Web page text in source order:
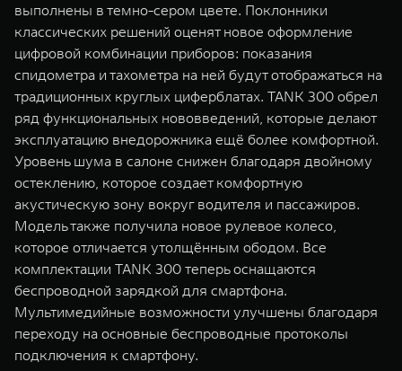
выполнены в темно-сером цвете. Поклонники
классических решений оценят новое оформление
цифровой комбинации приборов: показания
спидометра и тахометра на ней будут отображаться на
традиционных круглых циферблатах. TANK 300 обрел
ряд функциональных нововведений, которые делают
эксплуатацию внедорожника ещё более комфортной.
Уровень шума в салоне снижен благодаря двойному
остеклению, которое создает комфортную
акустическую зону вокруг водителя и пассажиров.
Модель также получила новое рулевое колесо,
которое отличается утолщённым ободом. Все
комплектации TANK 300 теперь оснащаются
беспроводной зарядкой для смартфона.
Мультимедийные возможности улучшены благодаря
переходу на основные беспроводные протоколы
подключения к смартфону.